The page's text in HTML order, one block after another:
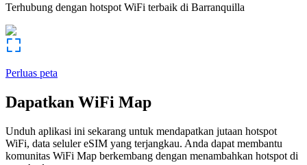
Terhubung dengan hotspot WiFi terbaik di Barranquilla
Perluas peta
Dapatkan WiFi Map
Unduh aplikasi ini sekarang untuk mendapatkan jutaan hotspot
WiFi, data seluler eSIM yang terjangkau. Anda dapat membantu
komunitas WiFi Map berkembang dengan menambahkan hotspot di